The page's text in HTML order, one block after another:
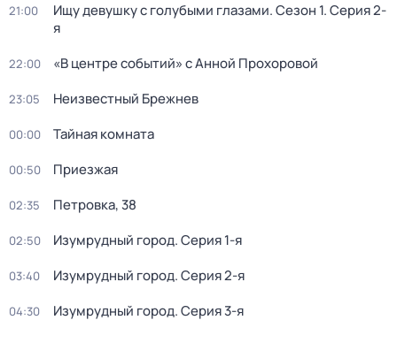
21:00 Ищу девушку с голубыми глазами. Сезон 1. Серия 2-
я
22:00 «В центре событий» с Анной Прохоровой
23:05 Неизвестный Брежнев
00:00 Тайная комната
00:50 Приезжая
02:35 Петровка, 38
02:50 Изумрудный город. Серия 1-я
03:40 Изумрудный город. Серия 2-я
04:30 Изумрудный город. Серия 3-я